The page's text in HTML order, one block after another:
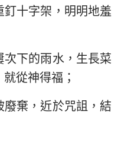
釘十字架，明明地羞
下的雨水，生長菜
從神得福；
棄，近於咒詛，結